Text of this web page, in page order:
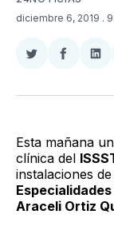
diciembre 6, 2019 .
Compartir
Twitter
Esta mañana
clínica del
instalaciones de
Araceli Ortiz